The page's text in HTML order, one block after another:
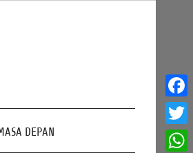
DEPAN